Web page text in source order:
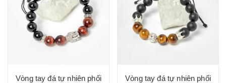
Vòng tay đá tự nhiên phối
Vòng tay đá tự nhiên phối